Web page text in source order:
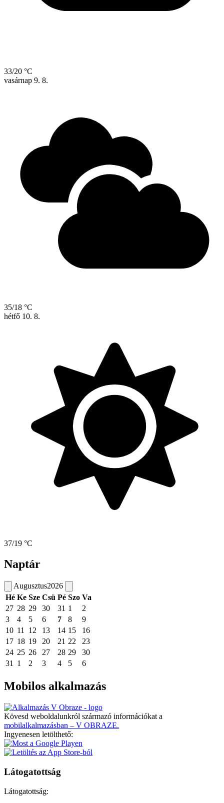
33/20 °C
vasárnap 9. 8.
35/18 °C
hétfő 10. 8.
37/19 °C
Naptár
Augusztus2026
Hé Ke Sze Csü Pé Szo Va
27 28 29 30 31 1
2
3
4 5 6 7 8
9
10 11 12 13 14 15
16
17 18 19 20 21 22
23
24 25 26 27 28 29
30
31
1 2 3 4 5 6
Mobilos alkalmazás
Kövesd weboldalunkról származó információkat a
mobilalkalmazásban – V OBRAZE.
Ingyenesen letölthető:
Látogatottság
Látogatottság: